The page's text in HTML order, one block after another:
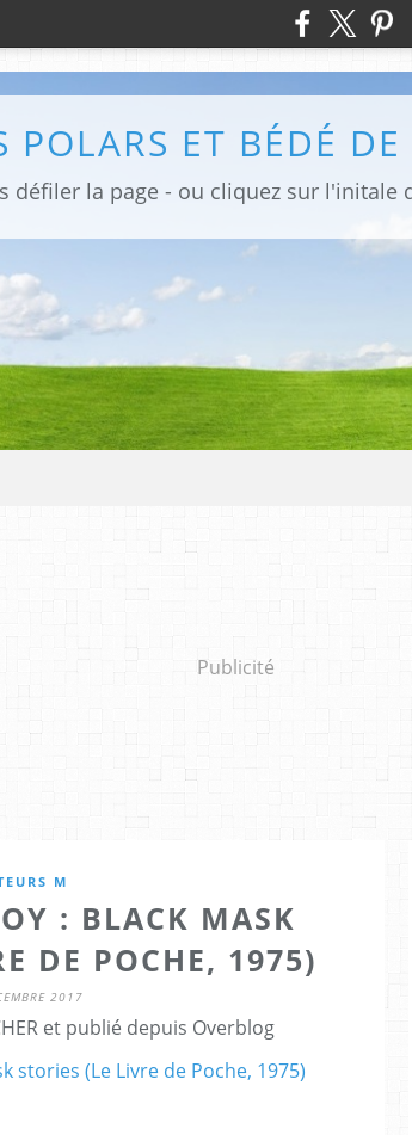
défiler la page - ou cliquez sur l'initale
Publicité
M
: BLACK MASK
DE POCHE, 1975)
2017
et publié depuis Overblog